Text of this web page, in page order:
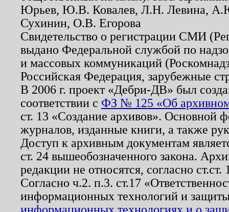
Юрьев, Ю.В. Ковалев, Л.Н. Левина,
Сухинин, О.В. Егорова
Свидетельство о регистрации СМИ
выдано Федеральной службой по
и массовых коммуникаций
Российская Федерация, зарубежные
В 2006 г. проект «Дебри-ДВ» был
соответствии с ФЗ № 125 «Об
ст. 13 «Создание архивов». Основной
журналов, изданные книги, а также
Доступ к архивным документам
ст. 24 вышеобозначенного закона.
редакции не относятся, согласно
Согласно ч.2. п.3. ст.17
информационных технологий и
информационных технологиях и о